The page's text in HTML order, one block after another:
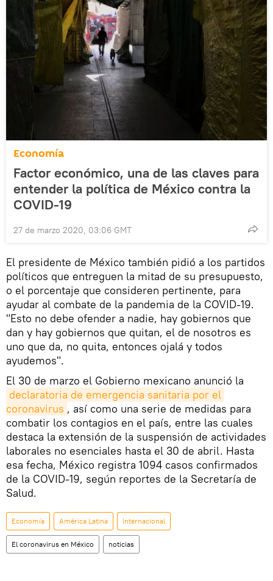
Economía
Factor económico, una de las claves para
entender la política de México contra la
COVID-19
27 de marzo 2020, 03:06 GMT
El presidente de México también pidió a los partidos
políticos que entreguen la mitad de su presupuesto,
o el porcentaje que consideren pertinente, para
ayudar al combate de la pandemia de la COVID-19.
"Esto no debe ofender a nadie, hay gobiernos que
dan y hay gobiernos que quitan, el de nosotros es
uno que da, no quita, entonces ojalá y todos
ayudemos".
El 30 de marzo el Gobierno mexicano anunció la
declaratoria de emergencia sanitaria por el
coronavirus , así como una serie de medidas para
combatir los contagios en el país, entre las cuales
destaca la extensión de la suspensión de actividades
laborales no esenciales hasta el 30 de abril. Hasta
esa fecha, México registra 1094 casos confirmados
de la COVID-19, según reportes de la Secretaría de
Salud.
Economía América Latina Internacional
El coronavirus en México noticias